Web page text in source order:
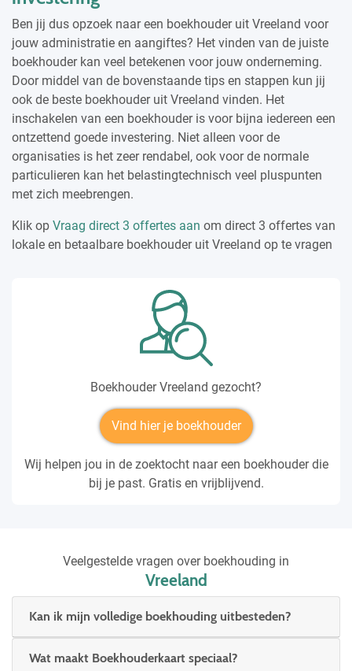
Ben jij dus opzoek naar een boekhouder uit Vreeland voor
jouw administratie en aangiftes? Het vinden van de juiste
boekhouder kan veel betekenen voor jouw onderneming.
Door middel van de bovenstaande tips en stappen kun jij
ook de beste boekhouder uit Vreeland vinden. Het
inschakelen van een boekhouder is voor bijna iedereen een
ontzettend goede investering. Niet alleen voor de
organisaties is het zeer rendabel, ook voor de normale
particulieren kan het belastingtechnisch veel pluspunten
met zich meebrengen.
Klik op Vraag direct 3 offertes aan om direct 3 offertes van
lokale en betaalbare boekhouder uit Vreeland op te vragen
Boekhouder Vreeland gezocht?
Vind hier je boekhouder
Wij helpen jou in de zoektocht naar een boekhouder die
bij je past. Gratis en vrijblijvend.
Veelgestelde vragen over boekhouding in
Vreeland
Kan ik mijn volledige boekhouding uitbesteden?
Wat maakt Boekhouderkaart speciaal?